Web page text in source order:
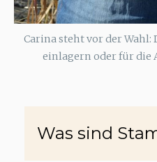
Carina steht vor der
einlagern oder für die
Was sind